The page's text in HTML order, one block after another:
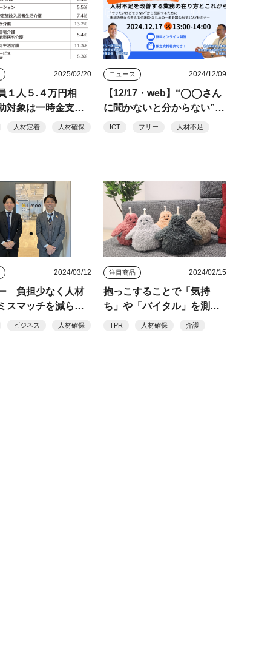
2025/02/20
１人５.４万円相
象は一時金支給
手募集など
人材定着 人材確保
ニュース 2024/12/09
【12/17・web】“◯◯さん
に聞かないと分からない”を
脱却！ICT導入で変わる仕組
ICT フリー 人材不足
2024/03/12
負担少なく人材
スマッチを減らし
用につなげる
ビジネス 人材確保
注目商品 2024/02/15
抱っこすることで「気持
ち」や「バイタル」を測
定 コミュニケーションサ
TPR 人材確保 介護